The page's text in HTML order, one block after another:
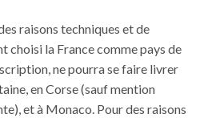
raisons techniques et de
choisi la France comme pays de
ne pourra se faire livrer
en Corse (sauf mention
et à Monaco. Pour des raisons